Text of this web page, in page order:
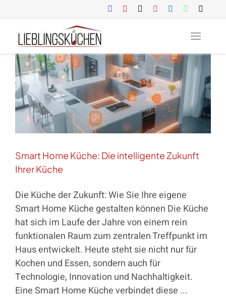
Inhalt
springen
ROSTOCK
SCHWERIN
Smart Home Küche: Die intelligente Zukunft
Ihrer Küche
Die Küche der Zukunft: Wie Sie Ihre eigene
Smart Home Küche gestalten können Die Küche
hat sich im Laufe der Jahre von einem rein
funktionalen Raum zum zentralen Treffpunkt im
Haus entwickelt. Heute steht sie nicht nur für
Kochen und Essen, sondern auch für
Technologie, Innovation und Nachhaltigkeit.
Eine Smart Home Küche verbindet diese ...